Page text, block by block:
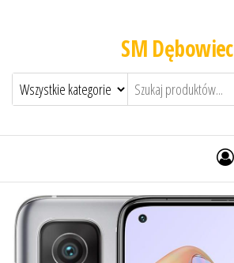
SM Dębowiec